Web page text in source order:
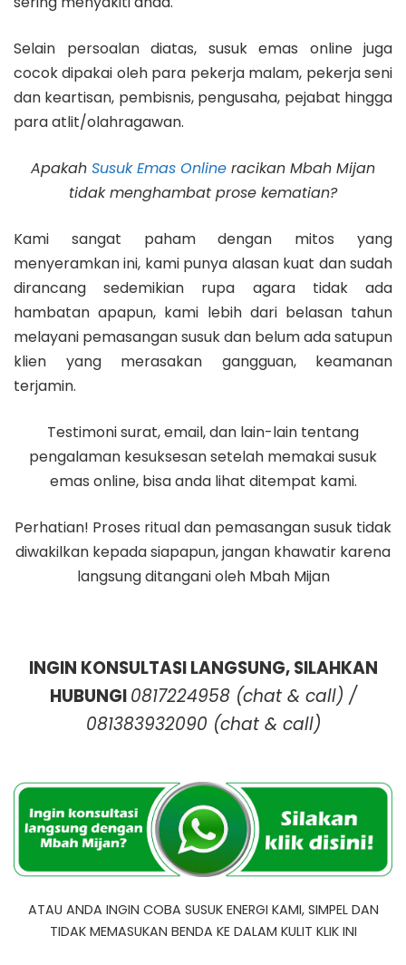
Selain persoalan diatas, susuk emas online juga
cocok dipakai oleh para pekerja malam, pekerja seni
dan keartisan, pembisnis, pengusaha, pejabat hingga
para atlit/olahragawan.
Apakah Susuk Emas Online racikan Mbah Mijan
tidak menghambat prose kematian?
Kami sangat paham dengan mitos yang
menyeramkan ini, kami punya alasan kuat dan sudah
dirancang sedemikian rupa agara tidak ada
hambatan apapun, kami lebih dari belasan tahun
melayani pemasangan susuk dan belum ada satupun
klien yang merasakan gangguan, keamanan
terjamin.
Testimoni surat, email, dan lain-lain tentang
pengalaman kesuksesan setelah memakai susuk
emas online, bisa anda lihat ditempat kami.
Perhatian! Proses ritual dan pemasangan susuk tidak
diwakilkan kepada siapapun, jangan khawatir karena
langsung ditangani oleh Mbah Mijan
INGIN KONSULTASI LANGSUNG, SILAHKAN
HUBUNGI0817224958 (chat & call) /
081383932090 (chat & call)
ATAU ANDA INGIN COBA SUSUK ENERGI KAMI, SIMPEL DAN
TIDAK MEMASUKAN BENDA KE DALAM KULIT KLIK INI